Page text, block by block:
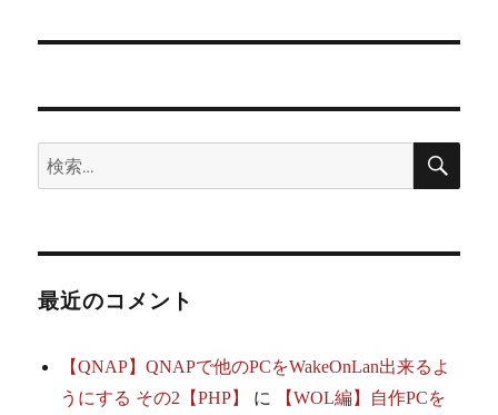
ゲ
ー
ョ
ン
検
索:
検
最近のコメント
【QNAP】QNAPで他のPCをWakeOnLan出来るよ
うにする その2【PHP】
に 【WOL編】自作PCを